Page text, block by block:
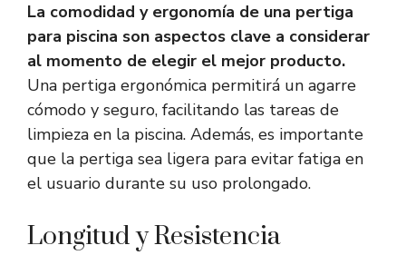
La comodidad y ergonomía de una pertiga
para piscina son aspectos clave a considerar
al momento de elegir el mejor producto.
Una pertiga ergonómica permitirá un agarre
cómodo y seguro, facilitando las tareas de
limpieza en la piscina. Además, es importante
que la pertiga sea ligera para evitar fatiga en
el usuario durante su uso prolongado.
Longitud y Resistencia